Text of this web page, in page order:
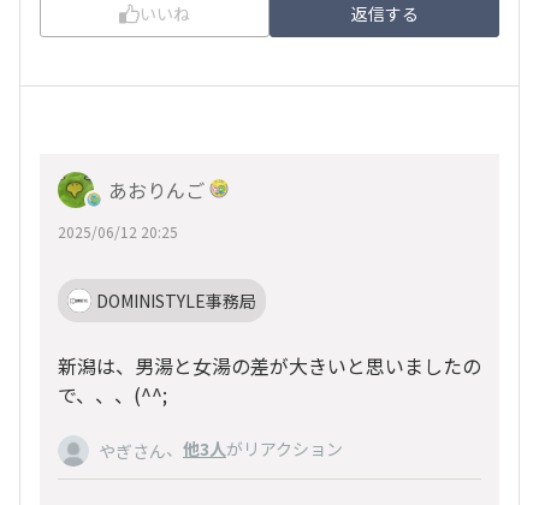
いいね 返信する
あおりんご
2025/06/12 20:25
DOMINISTYLE事務局
新潟は、男湯と女湯の差が大きいと思いましたの
で、、、(^^;
やぎさん、 他3人がリアクション